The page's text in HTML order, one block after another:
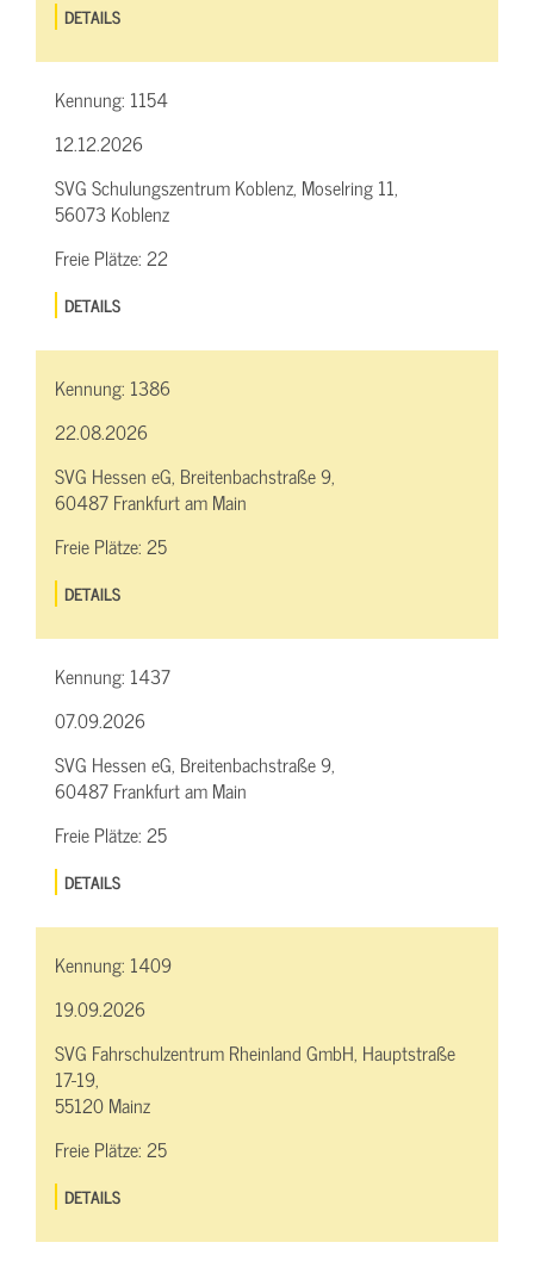
DETAILS
Kennung: 1154
12.12.2026
SVG Schulungszentrum Koblenz, Moselring 11,
56073 Koblenz
Freie Plätze:22
DETAILS
Kennung: 1386
22.08.2026
SVG Hessen eG, Breitenbachstraße 9,
60487 Frankfurt am Main
Freie Plätze:25
DETAILS
Kennung: 1437
07.09.2026
SVG Hessen eG, Breitenbachstraße 9,
60487 Frankfurt am Main
Freie Plätze:25
DETAILS
Kennung: 1409
19.09.2026
SVG Fahrschulzentrum Rheinland GmbH, Hauptstraße
17-19,
55120 Mainz
Freie Plätze:25
DETAILS